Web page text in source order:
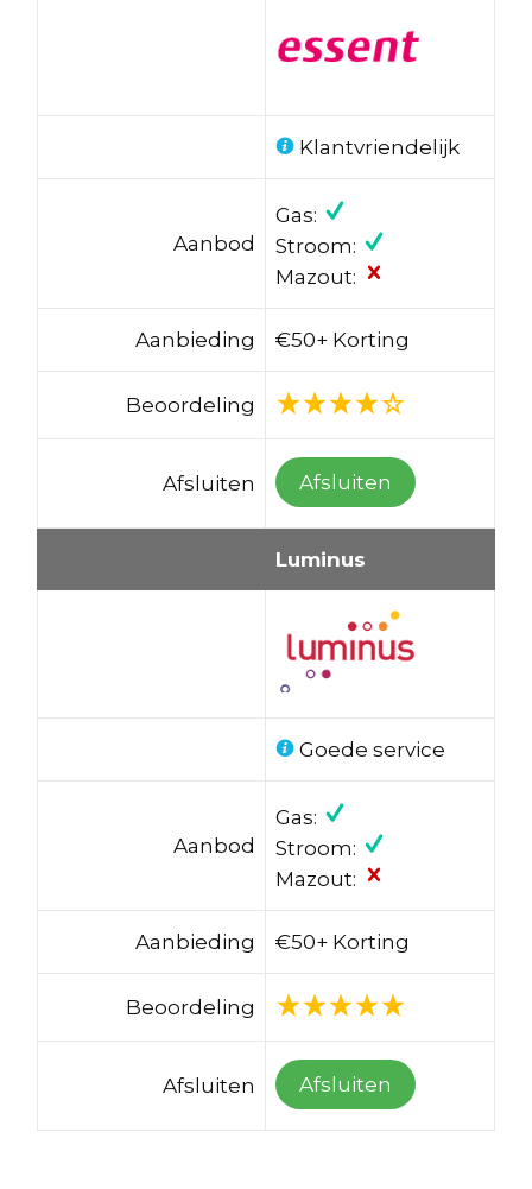
Klantvriendelijk
Aanbod
Gas:
Stroom:
Mazout:
Aanbieding €50+ Korting
Beoordeling
Afsluiten Afsluiten
Luminus
Goede service
Aanbod
Gas:
Stroom:
Mazout:
Aanbieding €50+ Korting
Beoordeling
Afsluiten Afsluiten